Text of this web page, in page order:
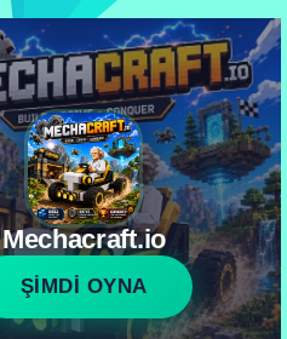
Mechacraft.io
ŞİMDİ OYNA